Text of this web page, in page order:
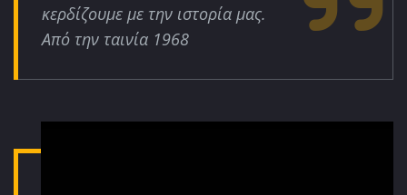
κερδίζουμε με την ιστορία μας.
Από την ταινία 1968